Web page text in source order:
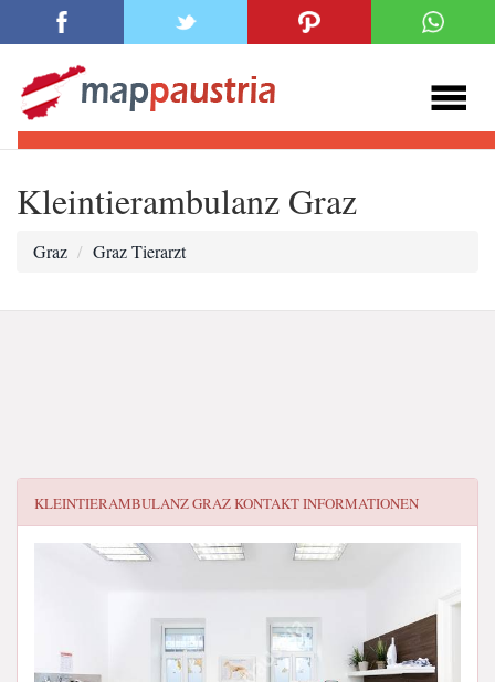
Kleintierambulanz Graz
Graz Graz Tierarzt
KLEINTIERAMBULANZ GRAZKONTAKT INFORMATIONEN